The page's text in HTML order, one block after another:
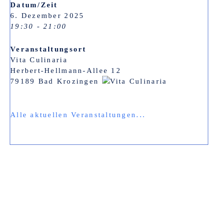
Datum/Zeit
6. Dezember 2025
19:30 - 21:00
Veranstaltungsort
Vita Culinaria
Herbert-Hellmann-Allee 12
79189 Bad Krozingen
Alle aktuellen Veranstaltungen...